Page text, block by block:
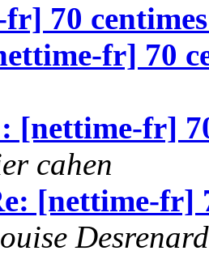
70
fr] 70
[nettime-fr]
cahen
[nettime-fr]